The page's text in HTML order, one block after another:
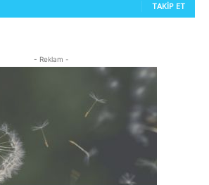
TAKIP ET
- Reklam -